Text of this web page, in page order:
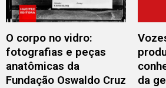
O corpo no vidro:
fotografias e peças
anatômicas da
Fundação Oswaldo Cruz
da